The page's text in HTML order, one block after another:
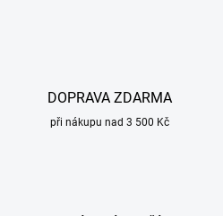
DOPRAVA ZDARMA
při nákupu nad 3 500 Kč